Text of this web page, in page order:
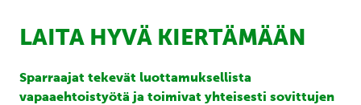
LAITA HYVÄ KIERTÄMÄÄN
Sparraajat tekevät luottamuksellista
vapaaehtoistyötä ja toimivat yhteisesti sovittujen